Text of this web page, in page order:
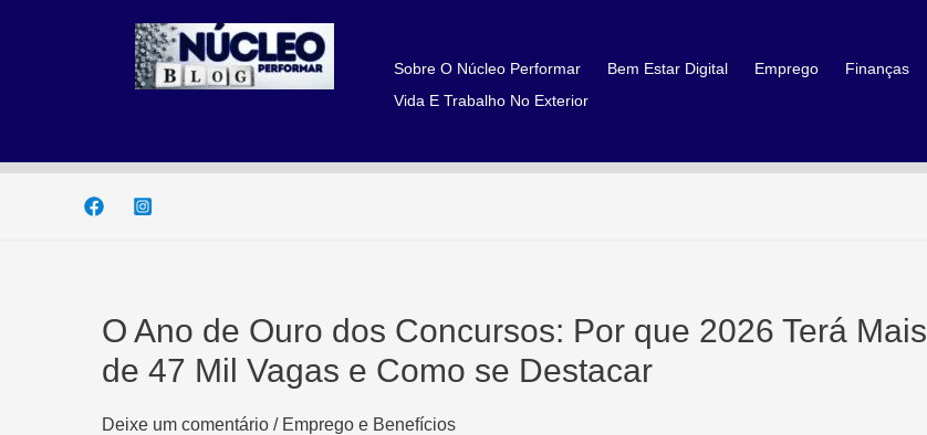
Sobre O Núcleo Performar Bem Estar Digital Emprego Finanças
Vida E Trabalho No Exterior
O Ano de Ouro dos Concursos: Por que 2026 Terá Mais
de 47 Mil Vagas e Como se Destacar
Deixe um comentário / Emprego e Benefícios